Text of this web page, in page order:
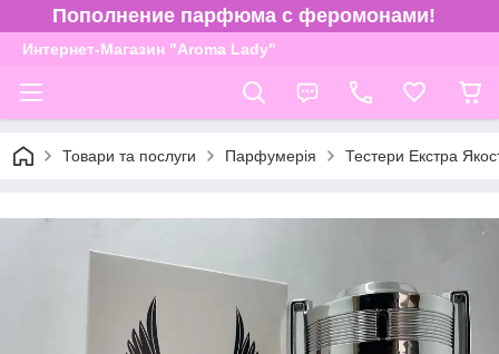
Пополнение парфюма с феромонами!
Интернет-Магазин "Aroma Lady"
Товари та послуги Парфумерія Тестери Екстра